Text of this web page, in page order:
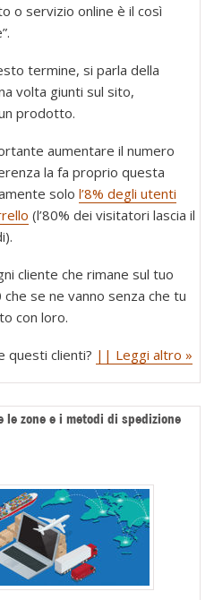
o servizio online è il così
termine, si parla della
volta giunti sul sito,
prodotto.
aumentare il numero
la fa proprio questa
solo l’8% degli utenti
(l’80% dei visitatori lascia il
cliente che rimane sul tuo
se ne vanno senza che tu
con loro.
questi clienti? || Leggi altro »
le zone e i metodi di spedizione